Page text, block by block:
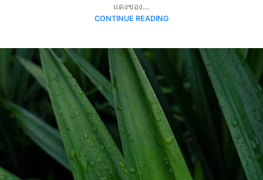
แดงของ...
CONTINUE READING